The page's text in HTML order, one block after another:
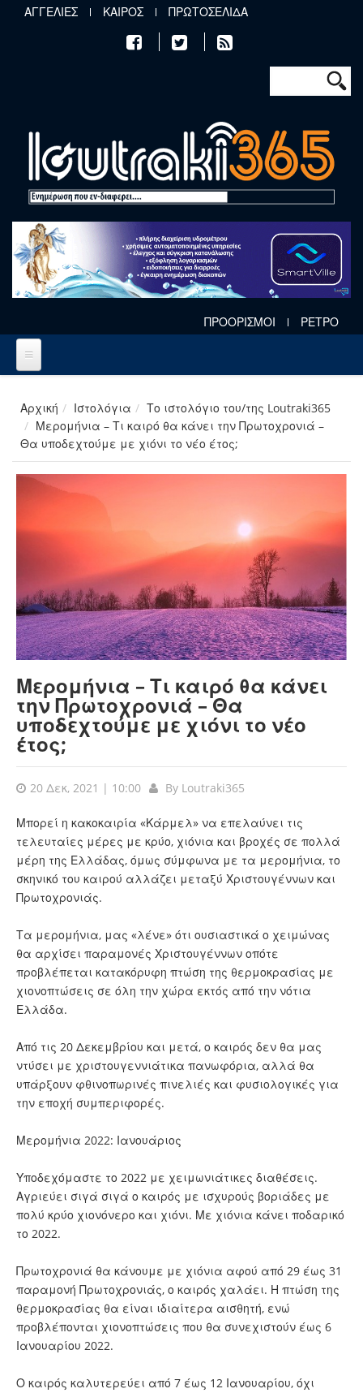
Παράκαμψη προς το κυρίως περιεχόμενο
ΑΓΓΕΛΙΕΣ ΚΑΙΡΟΣ ΠΡΩΤΟΣΕΛΙΔΑ
Φόρμα
Αναζήτηση
ΠΡΟΟΡΙΣΜΟΙ ΡΕΤΡΟ
Αρχική Ιστολόγια
Το ιστολόγιο του/της Loutraki365
Μερομήνια – Τι καιρό θα κάνει την Πρωτοχρονιά –
Θα υποδεχτούμε με χιόνι το νέο έτος;
Μερομήνια – Τι καιρό θα κάνει
την Πρωτοχρονιά – Θα
υποδεχτούμε με χιόνι το νέο
έτος;
20 Δεκ, 2021 | 10:00 By Loutraki365
Μπορεί η κακοκαιρία «Κάρμελ» να επελαύνει τις
τελευταίες μέρες με κρύο, χιόνια και βροχές σε πολλά
μέρη της Ελλάδας, όμως σύμφωνα με τα μερομήνια, το
σκηνικό του καιρού αλλάζει μεταξύ Χριστουγέννων και
Πρωτοχρονιάς.
Τα μερομήνια, μας «λένε» ότι ουσιαστικά ο χειμώνας
θα αρχίσει παραμονές Χριστουγέννων οπότε
προβλέπεται κατακόρυφη πτώση της θερμοκρασίας με
χιονοπτώσεις σε όλη την χώρα εκτός από την νότια
Ελλάδα.
Από τις 20 Δεκεμβρίου και μετά, ο καιρός δεν θα μας
ντύσει με χριστουγεννιάτικα πανωφόρια, αλλά θα
υπάρξουν φθινοπωρινές πινελιές και φυσιολογικές για
την εποχή συμπεριφορές.
Μερομήνια 2022: Ιανουάριος
Υποδεχόμαστε το 2022 με χειμωνιάτικες διαθέσεις.
Αγριεύει σιγά σιγά ο καιρός με ισχυρούς βοριάδες με
πολύ κρύο χιονόνερο και χιόνι. Με χιόνια κάνει ποδαρικό
το 2022.
Πρωτοχρονιά θα κάνουμε με χιόνια αφού από 29 έως 31
παραμονή Πρωτοχρονιάς, ο καιρός χαλάει. Η πτώση της
θερμοκρασίας θα είναι ιδιαίτερα αισθητή, ενώ
προβλέπονται χιονοπτώσεις που θα συνεχιστούν έως 6
Ιανουαρίου 2022.
Ο καιρός καλυτερεύει από 7 έως 12 Ιανουαρίου, όχι